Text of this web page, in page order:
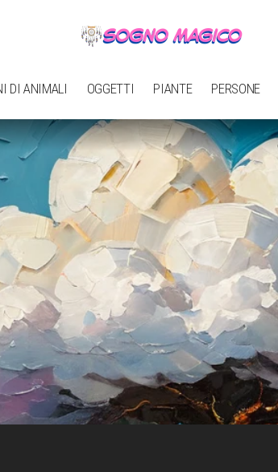
DI ANIMALI OGGETTI PIANTE PERSONE